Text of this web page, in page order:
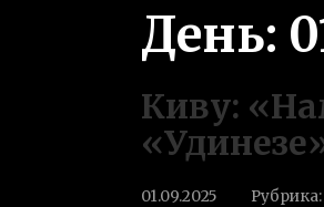
День:
Киву:
01.09.2025 Рубрика: